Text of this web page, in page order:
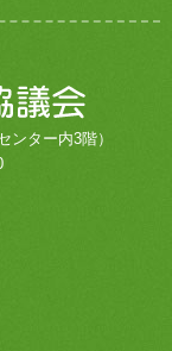
ンター内3階）